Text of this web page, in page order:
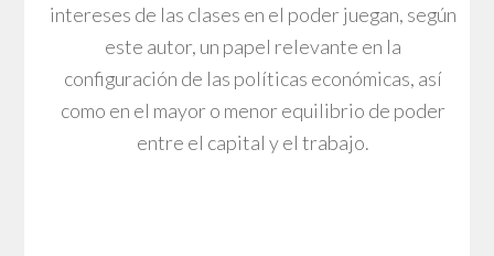
intereses de las clases en el poder juegan, según
este autor, un papel relevante en la
configuración de las políticas económicas, así
como en el mayor o menor equilibrio de poder
entre el capital y el trabajo.